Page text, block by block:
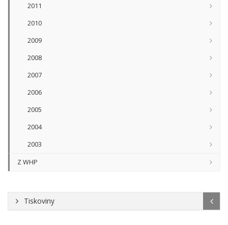
2011
2010
2009
2008
2007
2006
2005
2004
2003
Z WHP
Tiskoviny